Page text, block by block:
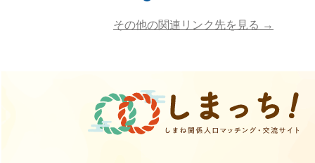
その他の関連リンク先を見る →